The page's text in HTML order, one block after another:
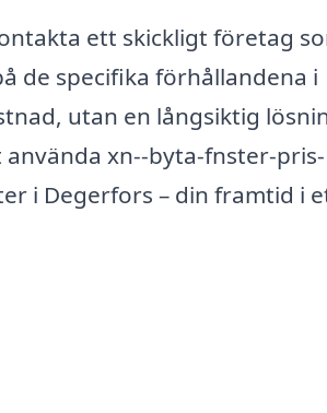
ett skickligt företag
de specifika förhållandena i
utan en långsiktig
xn--byta-fnster-pris-
i Degerfors – din framtid i